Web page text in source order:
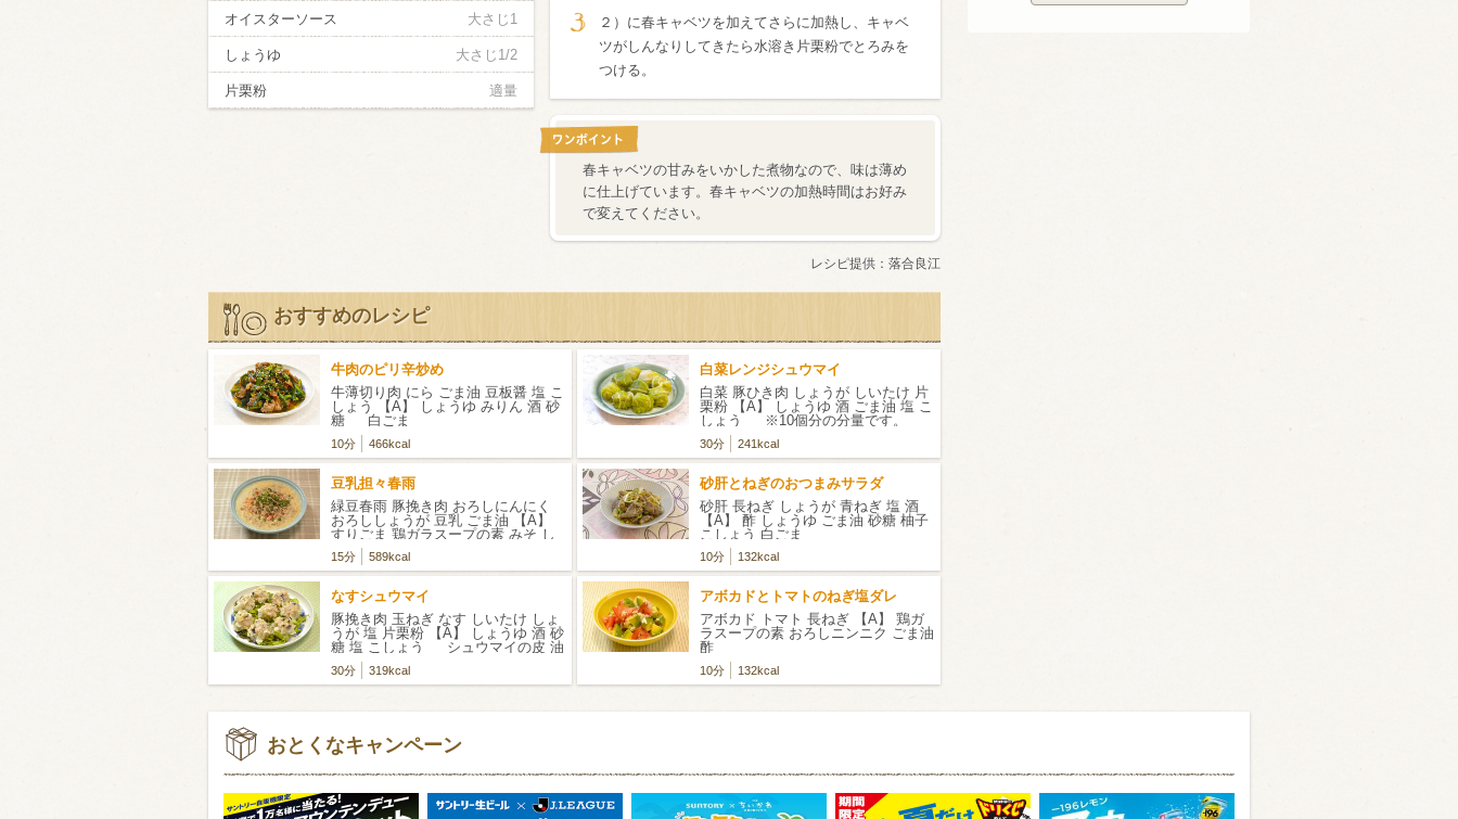
オイスターソース 大さじ1
しょうゆ 大さじ1/2
片栗粉 適量
２）に春キャベツを加えてさらに加熱し、キャベ
ツがしんなりしてきたら水溶き片栗粉でとろみを
つける。
春キャベツの甘みをいかした煮物なので、味は薄め
に仕上げています。春キャベツの加熱時間はお好み
で変えてください。
レシピ提供： 落合良江
おすすめのレシピ
牛肉のピリ辛炒め
牛薄切り肉 にら ごま油 豆板醤 塩 こ
しょう 【A】 しょうゆ みりん 酒 砂
糖 白ごま
10分 466kcal
白菜レンジシュウマイ
白菜 豚ひき肉 しょうが しいたけ 片
栗粉 【A】 しょうゆ 酒 ごま油 塩 こ
しょう ※10個分の分量です。
30分 241kcal
豆乳担々春雨
緑豆春雨 豚挽き肉 おろしにんにく
おろししょうが 豆乳 ごま油 【A】
すりごま 鶏ガラスープの素 みそ し
ょうゆ 刻みねぎ ラー油
15分 589kcal
砂肝とねぎのおつまみサラダ
砂肝 長ねぎ しょうが 青ねぎ 塩 酒
【A】 酢 しょうゆ ごま油 砂糖 柚子
こしょう 白ごま
10分 132kcal
なすシュウマイ
豚挽き肉 玉ねぎ なす しいたけ しょ
うが 塩 片栗粉 【A】 しょうゆ 酒 砂
糖 塩 こしょう シュウマイの皮 油
サニーレタス ※作りやすい分量で
す。
30分 319kcal
アボカドとトマトのねぎ塩ダレ
アボカド トマト 長ねぎ 【A】 鶏ガ
ラスープの素 おろしニンニク ごま油
酢
10分 132kcal
おとくなキャンペーン